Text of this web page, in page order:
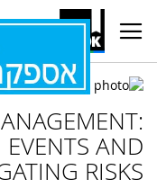
Skip
Content
AND
RISKS
לדלג
של
גלריית
תמונות
להתחלה
של
גלריית
תמונות